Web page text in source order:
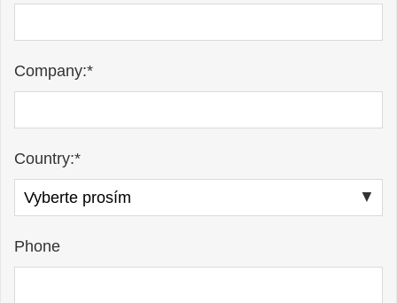
Company:*
Country:*
Phone